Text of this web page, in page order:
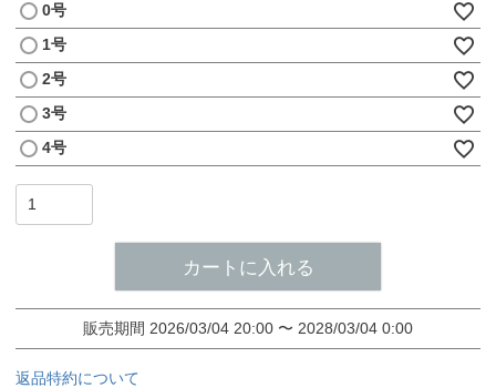
0号
1号
2号
3号
4号
カートに入れる
販売期間 2026/03/04 20:00 〜 2028/03/04 0:00
返品特約について